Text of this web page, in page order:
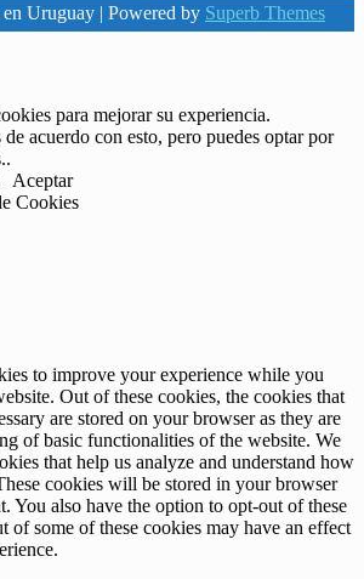
Uruguay | Powered by Superb Themes
para mejorar su experiencia.
acuerdo con esto, pero puedes optar por
Aceptar
Cookies
to improve your experience while you
Out of these cookies, the cookies that
are stored on your browser as they are
of basic functionalities of the website. We
that help us analyze and understand how
cookies will be stored in your browser
You also have the option to opt-out of these
of some of these cookies may have an effect